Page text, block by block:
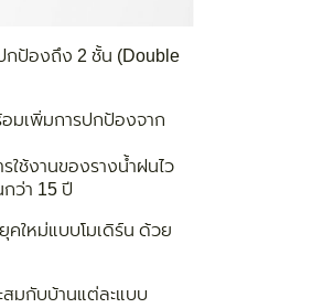
กป้องถึง 2 ชั้น (Double
อมเพิ่มการปกป้องจาก
ช้งานของรางน้ำฝนไว
ว่า 15 ปี
ใหม่แบบโมเดิร์น ด้วย
สมกับบ้านแต่ละแบบ